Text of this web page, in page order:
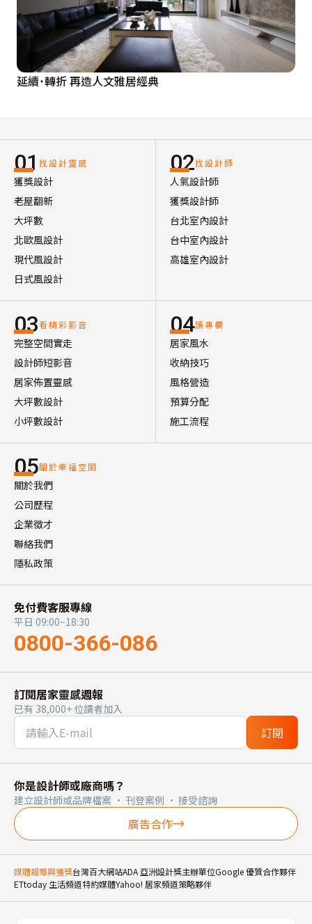
延續˙轉折 再造人文雅居經典
01 找設計靈感
獲獎設計
老屋翻新
大坪數
北歐風設計
現代風設計
日式風設計
02找設計師
人氣設計師
獲獎設計師
台北室內設計
台中室內設計
高雄室內設計
03看精彩影音
完整空間實走
設計師短影音
居家佈置靈感
大坪數設計
小坪數設計
04讀專欄
居家風水
收納技巧
風格營造
預算分配
施工流程
05關於幸福空間
關於我們
公司歷程
企業徵才
聯絡我們
隱私政策
免付費客服專線
平日 09:00~18:30
0800-366-086
訂閱居家靈感週報
已有 38,000+ 位讀者加入
訂閱
你是設計師或廠商嗎？
建立設計師或品牌檔案 · 刊登案例 · 接受諮詢
廣告合作
媒體報導與獲獎台灣百大網站ADA 亞洲設計獎主辦單位Google 優質合作夥伴
ETtoday 生活頻道特約媒體Yahoo! 居家頻道策略夥伴